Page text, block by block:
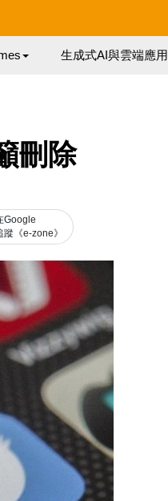
生成式AI與雲端應用
刪除
Google
蹤《e-zone》